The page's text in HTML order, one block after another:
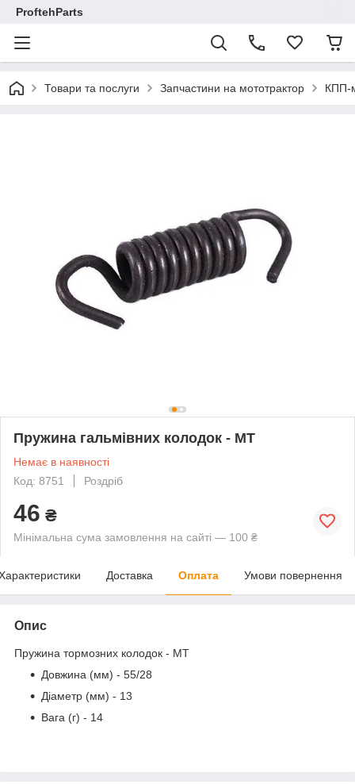
ProftehParts
Товари та послуги Запчастини на мототрактор КПП-
Пружина гальмівних колодок - МТ
Немає в наявності
Код: 8751
Роздріб
46 ₴
Мінімальна сума замовлення на сайті — 100 ₴
Доставка Оплата Умови повернення
Опис
Пружина тормозних колодок - МТ
Довжина (мм) - 55/28
Діаметр (мм) - 13
Вага (г) - 14